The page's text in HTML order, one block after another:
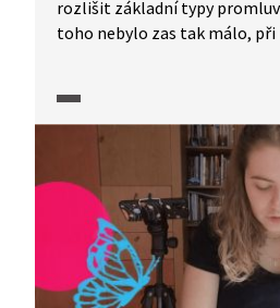
rozlišit základní typy promluv
toho nebylo zas tak málo, při
při řešení modelové úlohy
případných chyb při řešení.
dozvíte, co to ty typy